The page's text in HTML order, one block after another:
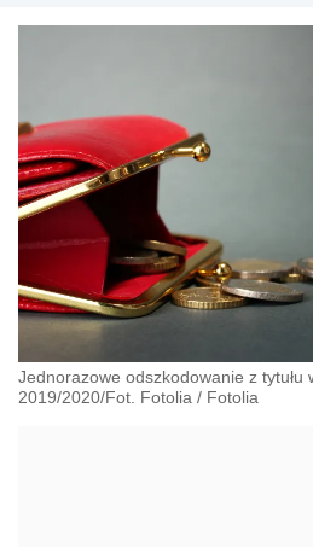
Jednorazowe odszkodowanie z tytułu
2019/2020/Fot. Fotolia / Fotolia